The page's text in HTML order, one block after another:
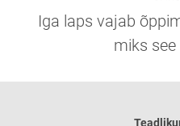
Iga laps vajab
miks